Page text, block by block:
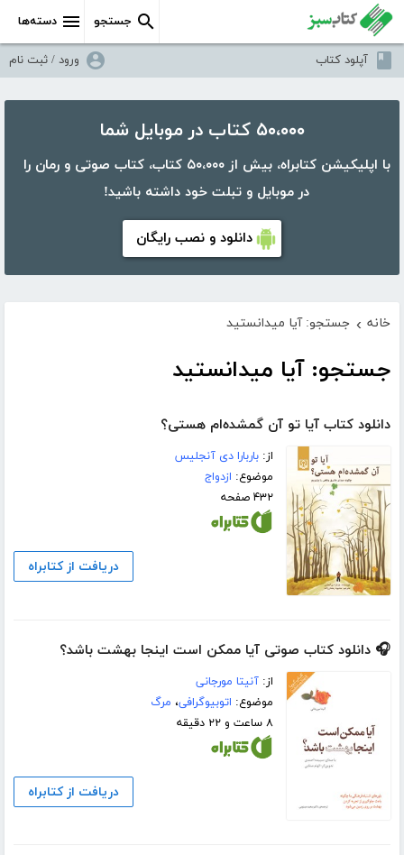
دسته‌ها جستجو
آپلود کتاب ورود / ثبت نام
۵۰،۰۰۰ کتاب در موبایل شما
با اپلیکیشن کتابراه، بیش از ۵۰،۰۰۰ کتاب، کتاب صوتی و رمان را
در موبایل و تبلت خود داشته باشید!
دانلود و نصب رایگان
خانه › جستجو: آیا میدانستید
جستجو: آیا میدانستید
دانلود کتاب آیا تو آن گمشده‌ام هستی؟
از:باربارا دی آنجلیس
موضوع: ازدواج
۴۳۲ صفحه
دریافت از کتابراه
🎧 دانلود کتاب صوتی آیا ممکن است اینجا بهشت باشد؟
از:آنیتا مورجانی
موضوع: اتوبیوگرافی، مرگ
۸ ساعت و ۲۲ دقیقه
دریافت از کتابراه